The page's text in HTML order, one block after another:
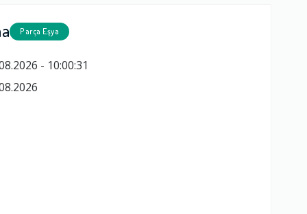
Parça Eşya
- 10:00:31